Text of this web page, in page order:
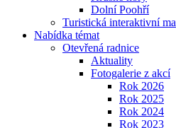
Dolní Poohří
Turistická interaktivní
Nabídka témat
Otevřená radnice
Aktuality
Fotogalerie z akcí
Rok 2026
Rok 2025
Rok 2024
Rok 2023